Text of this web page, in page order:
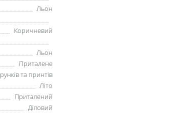
Льон
Коричневий
Льон
Приталене
та принтів
Літо
Приталений
Діловий